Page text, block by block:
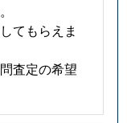
てもらえま
査定の希望